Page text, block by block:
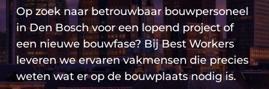
Op zoek naar betrouwbaar bouwpersoneel
in Den Bosch voor een lopend project of
een nieuwe bouwfase? Bij Best Workers
leveren we ervaren vakmensen die precies
weten wat er op de bouwplaats nodig is.